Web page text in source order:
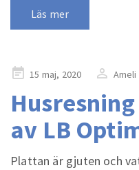
Läs mer
Publicerad
15 maj, 2020 Ameli
av LB
Plattan är gjuten och